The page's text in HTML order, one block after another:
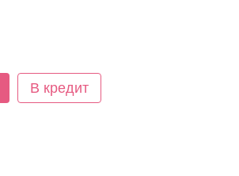
В кредит